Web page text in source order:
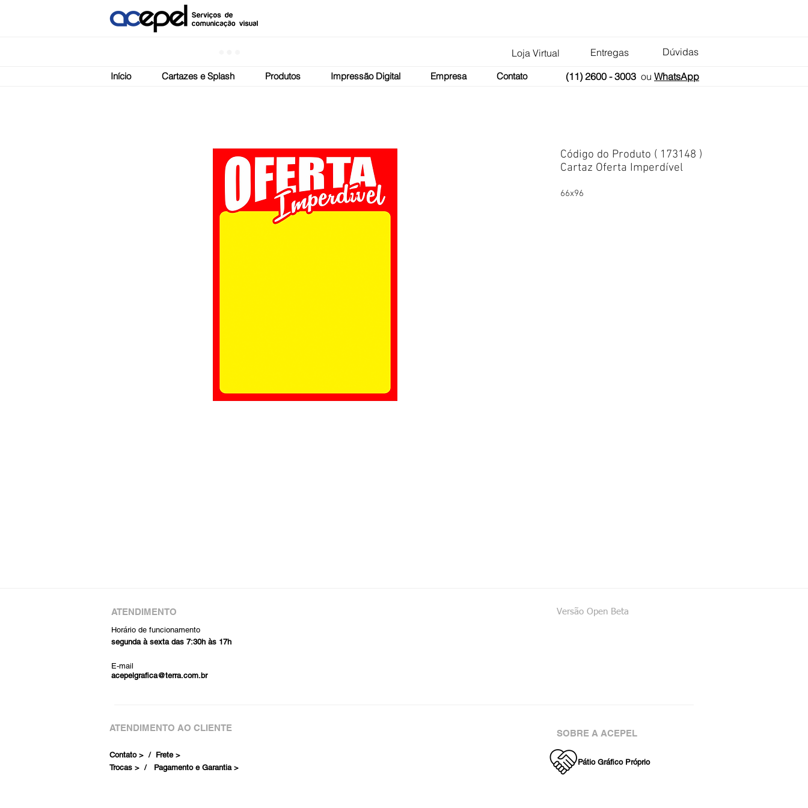
Loja Virtual Entregas Dúvidas
Código do Produto ( 173148 )
Cartaz Oferta Imperdível
66x96
(11) 2600 - 3003 ou WhatsApp
Início Cartazes e Splash Produtos Impressão Digital Empresa Contato
ATENDIMENTO
Versão Open Beta
Horário de funcionamento
segunda à sexta das 7:30h às 17h
E-mail
acepelgrafica@terra.com.br
ATENDIMENTO AO CLIENTE
Contato > / Frete >
Trocas > / Pagamento e Garantia >
SOBRE A ACEPEL
Pátio Gráfico Próprio